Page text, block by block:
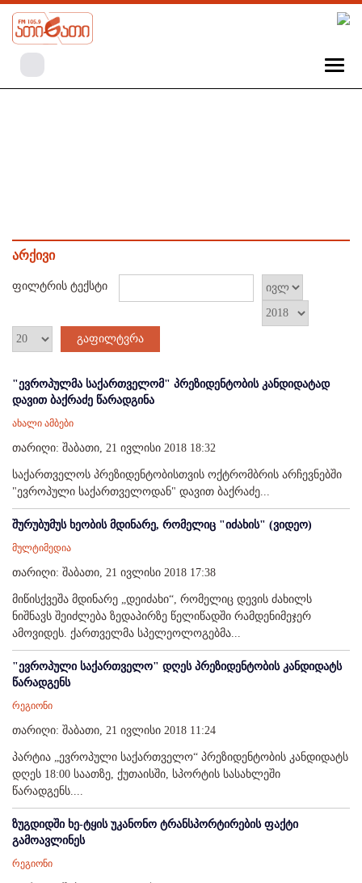
არქივი
ფილტრის ტექსტი
გაფილტვრა
"ევროპულმა საქართველომ" პრეზიდენტობის კანდიდატად
დავით ბაქრაძე წარადგინა
ახალი ამბები
თარიღი: შაბათი, 21 ივლისი 2018 18:32
საქართველოს პრეზიდენტობისთვის ოქტრომბრის არჩევნებში
"ევროპული საქართველოდან" დავით ბაქრაძე...
შურუბუმუს ხეობის მდინარე, რომელიც "იძახის" (ვიდეო)
მულტიმედია
თარიღი: შაბათი, 21 ივლისი 2018 17:38
მიწისქვეშა მდინარე „დეიძახი“, რომელიც დევის ძახილს
ნიშნავს შეიძლება ზედაპირზე წელიწადში რამდენიმეჯერ
ამოვიდეს. ქართველმა სპელეოლოგებმა...
"ევროპული საქართველო" დღეს პრეზიდენტობის კანდიდატს
წარადგენს
რეგიონი
თარიღი: შაბათი, 21 ივლისი 2018 11:24
პარტია „ევროპული საქართველო“ პრეზიდენტობის კანდიდატს
დღეს 18:00 საათზე, ქუთაისში, სპორტის სასახლეში
წარადგენს....
ზუგდიდში ხე-ტყის უკანონო ტრანსპორტირების ფაქტი
გამოავლინეს
რეგიონი